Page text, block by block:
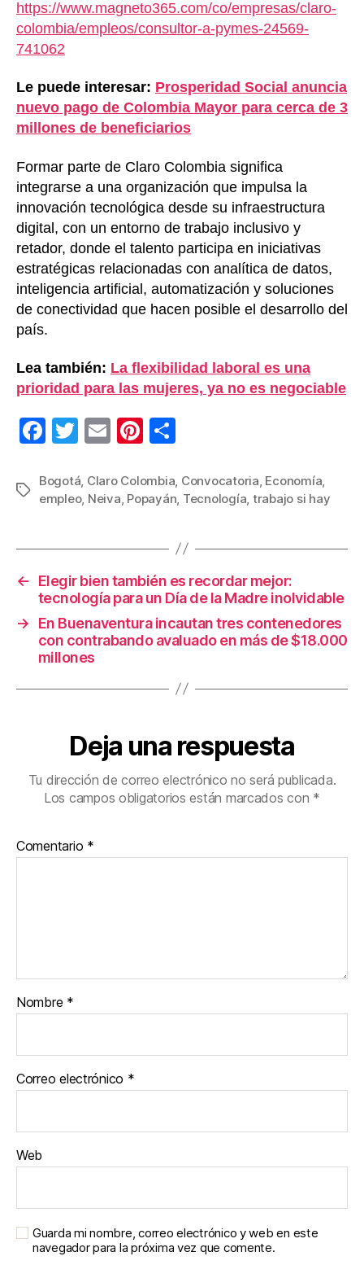
https://www.magneto365.com/co/empresas/claro-
colombia/empleos/consultor-a-pymes-24569-
741062
Le puede interesar: Prosperidad Social anuncia
nuevo pago de Colombia Mayor para cerca de 3
millones de beneficiarios
Formar parte de Claro Colombia significa
integrarse a una organización que impulsa la
innovación tecnológica desde su infraestructura
digital, con un entorno de trabajo inclusivo y
retador, donde el talento participa en iniciativas
estratégicas relacionadas con analítica de datos,
inteligencia artificial, automatización y soluciones
de conectividad que hacen posible el desarrollo del
país.
Lea también: La flexibilidad laboral es una
prioridad para las mujeres, ya no es negociable
F
c
e
o
k
T
tt
er
E
ail
Pi
er
e
m
p
ar
tir
Etiquetas
Bogotá Claro Colombia Convocatoria Economía
empleo, Neiva Popayán Tecnología trabajo si hay
←
Elegir bien también es recordar mejor:
tecnología para un Día de la Madre inolvidable
→
En Buenaventura incautan tres contenedores
con contrabando avaluado en más de $18.000
millones
Deja una respuesta
Tu dirección de correo electrónico no será publicada.
Los campos obligatorios están marcados con *
Comentario *
Nombre *
Correo electrónico *
Web
Guarda mi nombre, correo electrónico y web en este
navegador para la próxima vez que comente.